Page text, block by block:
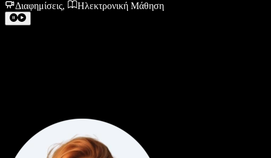
Διαφημίσεις, Ηλεκτρονική Μάθηση